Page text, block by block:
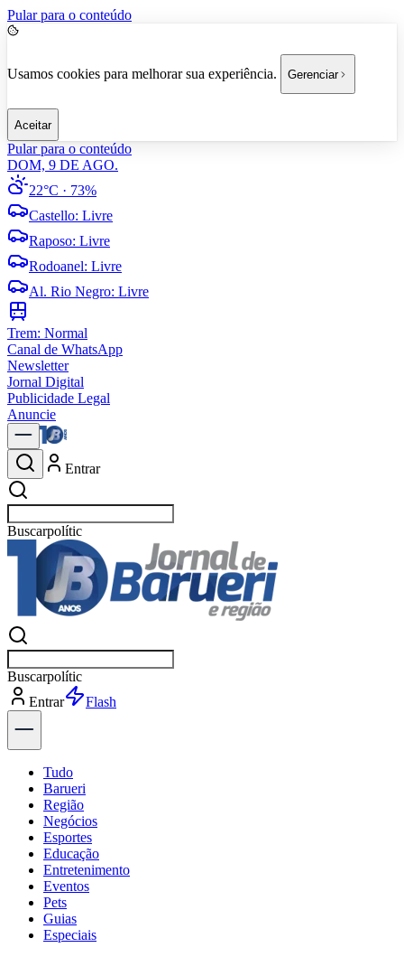
Pular para o conteúdo
Usamos cookies para melhorar sua experiência. Gerenciar
Aceitar
Pular para o conteúdo
DOM, 9 DE AGO.
22°C · 73%
Castello: Livre
Raposo: Livre
Rodoanel: Livre
Al. Rio Negro: Livre
Trem: Normal
Canal de WhatsApp
Newsletter
Jornal Digital
Publicidade Legal
Anuncie
Entrar
Buscarnotícia
Buscarnotícia
Entrar
Explorar
Tudo
Barueri
Região
Negócios
Esportes
Educação
Entretenimento
Eventos
Pets
Guias
Especiais